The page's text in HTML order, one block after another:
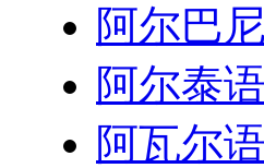
阿尔巴
阿尔泰
阿瓦尔